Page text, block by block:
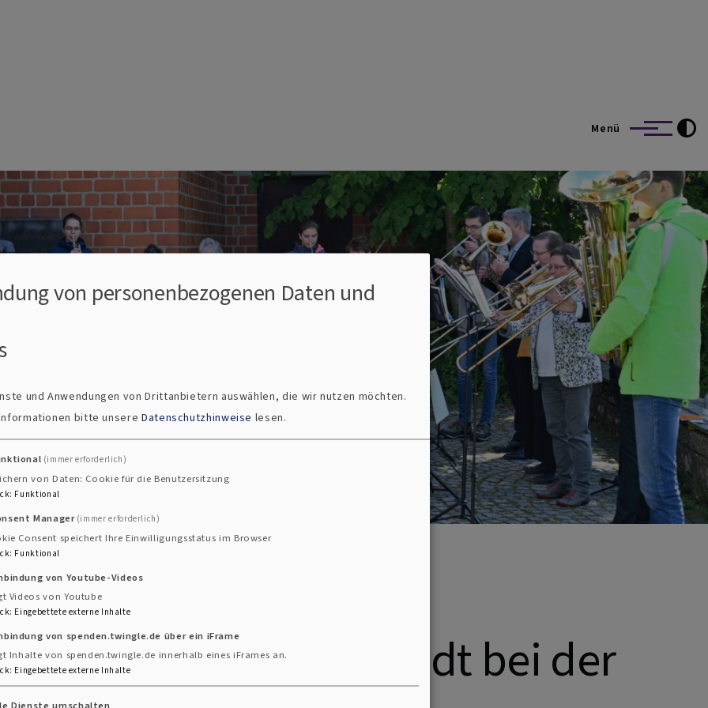
Menü
bei der Konfirmation 2026
Altstadt bei der
von personenbezogenen Daten und
und Anwendungen von Drittanbietern auswählen, die wir nutzen möchten.
bitte unsere Datenschutzhinweise lesen.
(immer erforderlich)
von Daten: Cookie für die Benutzersitzung
: Funktional
Manager (immer erforderlich)
Consent speichert Ihre Einwilligungsstatus im Browser
: Funktional
von Youtube-Videos
Videos von Youtube
: Eingebettete externe Inhalte
von spenden.twingle.de über ein iFrame
Inhalte von spenden.twingle.de innerhalb eines iFrames an.
: Eingebettete externe Inhalte
Dienste umschalten